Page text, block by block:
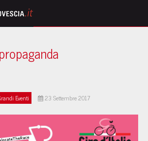
Eventi 23 Settembre 2017